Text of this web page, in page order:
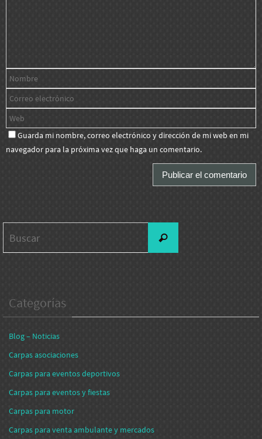
Guarda mi nombre, correo electrónico y dirección de mi web en mi
navegador para la próxima vez que haga un comentario.
Buscar
Categorías
Blog – Noticias
Carpas asociaciones
Carpas para eventos deportivos
Carpas para eventos y fiestas
Carpas para motor
Carpas para venta ambulante y mercados